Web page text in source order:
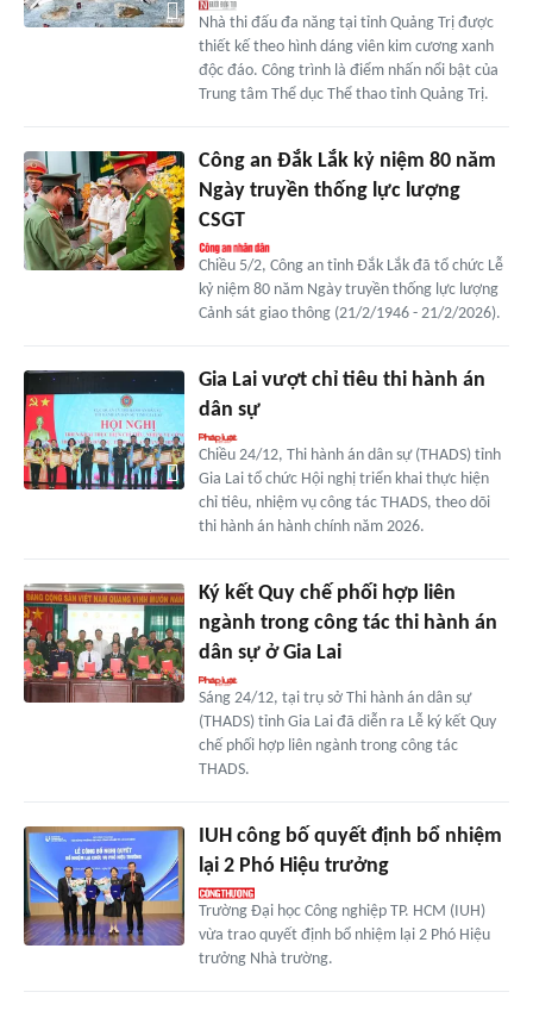
Nhà thi đấu đa năng tại tỉnh Quảng Trị được
thiết kế theo hình dáng viên kim cương xanh
độc đáo. Công trình là điểm nhấn nổi bật của
Trung tâm Thể dục Thể thao tỉnh Quảng Trị.
Công an Đắk Lắk kỷ niệm 80 năm
Ngày truyền thống lực lượng
CSGT
Chiều 5/2, Công an tỉnh Đắk Lắk đã tổ chức Lễ
kỷ niệm 80 năm Ngày truyền thống lực lượng
Cảnh sát giao thông (21/2/1946 - 21/2/2026).
Gia Lai vượt chỉ tiêu thi hành án
dân sự
Chiều 24/12, Thi hành án dân sự (THADS) tỉnh
Gia Lai tổ chức Hội nghị triển khai thực hiện
chỉ tiêu, nhiệm vụ công tác THADS, theo dõi
thi hành án hành chính năm 2026.
Ký kết Quy chế phối hợp liên
ngành trong công tác thi hành án
dân sự ở Gia Lai
Sáng 24/12, tại trụ sở Thi hành án dân sự
(THADS) tỉnh Gia Lai đã diễn ra Lễ ký kết Quy
chế phối hợp liên ngành trong công tác
THADS.
IUH công bố quyết định bổ nhiệm
lại 2 Phó Hiệu trưởng
Trường Đại học Công nghiệp TP. HCM (IUH)
vừa trao quyết định bổ nhiệm lại 2 Phó Hiệu
trưởng Nhà trường.